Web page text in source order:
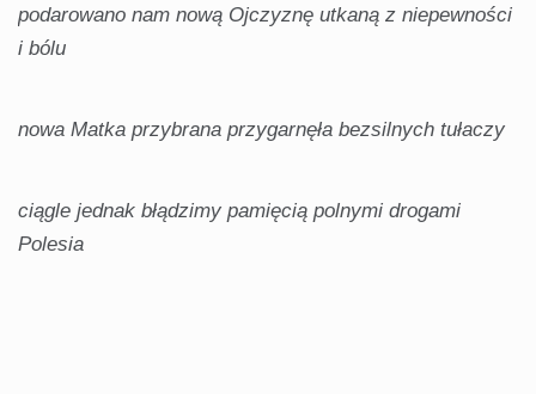
podarowano nam nową Ojczyznę utkaną z niepewności
i bólu
nowa Matka przybrana przygarnęła bezsilnych tułaczy
ciągle jednak błądzimy pamięcią polnymi drogami
Polesia